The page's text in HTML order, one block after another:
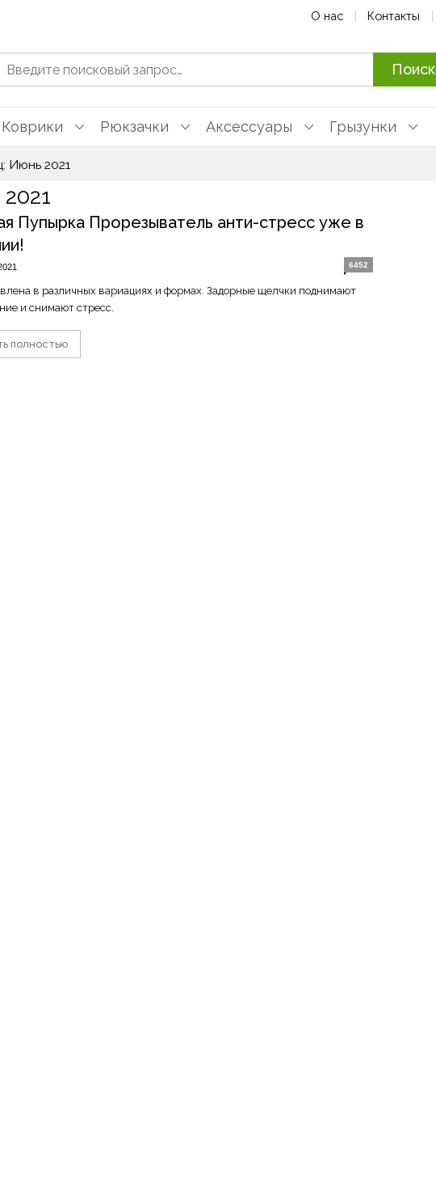
О нас Контакты
Поиск
Коврики Рюкзачки Аксессуары
Грызунки
Июнь 2021
Пупырка Прорезыватель анти-стресс уже в
6452
в различных вариациях и формах. Задорные щелчки поднимают
и снимают стресс.
полностью